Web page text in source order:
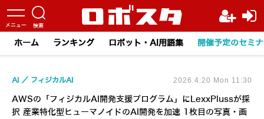
ホーム ランキング ロボット・AI用語集 開催予定のセミ
AWSの「フィジカルAI開発支援プログラム」にLexxPlussが採
択 産業特化型ヒューマノイドのAI開発を加速 1枚目の写真・画
AI フィジカルAI 2026.4.20 Mon 11:30